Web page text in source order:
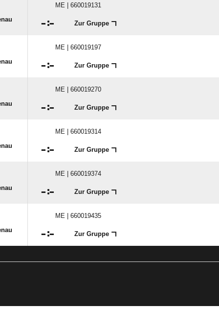
ME | 660019131
: Zur Gruppe
ME | 660019197
: Zur Gruppe
ME | 660019270
: Zur Gruppe
ME | 660019314
: Zur Gruppe
ME | 660019374
: Zur Gruppe
ME | 660019435
: Zur Gruppe